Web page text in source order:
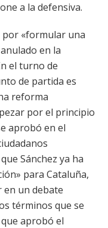
a la defensiva.
por «formular una
en la
el turno de
de partida es
reforma
por el principio
aprobó en el
Sánchez ya ha
para Cataluña,
en un debate
términos que se
aprobó el